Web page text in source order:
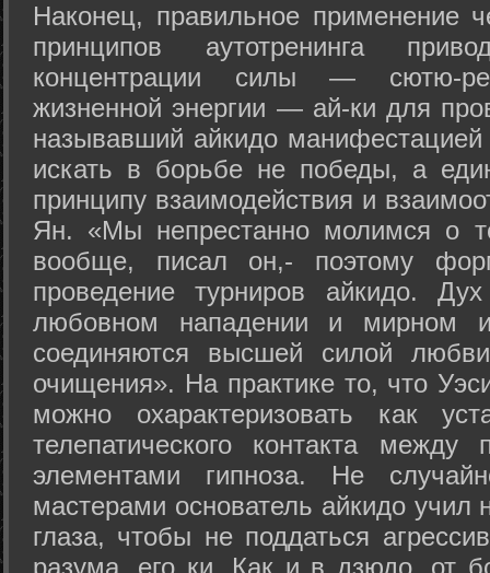
Наконец, правильное применение
принципов аутотренинга
концентрации силы — сютю-
жизненной энергии — ай-ки для
называвший айкидо
искать в борьбе не победы, а
принципу взаимодействия и
Ян. «Мы непрестанно молимся о
вообще, писал он,- поэтому
проведение турниров айкидо.
любовном нападении и мирном
соединяются высшей силой
очищения». На практике то, что
можно охарактеризовать как
телепатического контакта между
элементами гипноза. Не
мастерами основатель айкидо учил
глаза, чтобы не поддаться
разума, его ки. Как и в дзюдо, от